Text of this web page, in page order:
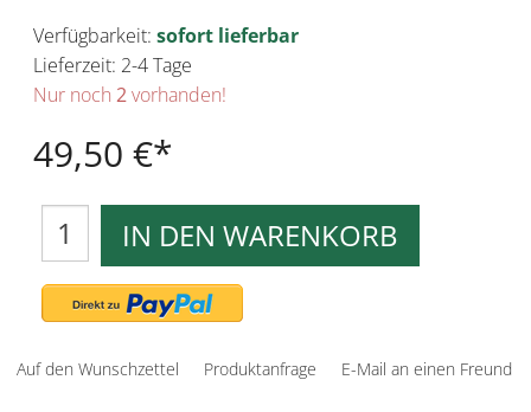
Verfügbarkeit: sofort lieferbar
Lieferzeit: 2-4 Tage
Nur noch 2vorhanden!
49,50 €
IN DEN WARENKORB
Auf den Wunschzettel Produktanfrage E-Mail an einen Freund